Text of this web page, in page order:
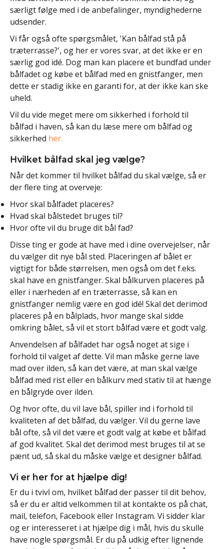
særligt følge med i de anbefalinger, myndighederne
udsender.
Vi får også ofte spørgsmålet, 'Kan bålfad stå på
træterrasse?', og her er vores svar, at det ikke er en
særlig god idé. Dog man kan placere et bundfad under
bålfadet og købe et bålfad med en gnistfanger, men
dette er stadig ikke en garanti for, at der ikke kan ske
uheld.
Vil du vide meget mere om sikkerhed i forhold til
bålfad i haven, så kan du læse mere om bålfad og
sikkerhed her.
Hvilket bålfad skal jeg vælge?
Når det kommer til hvilket bålfad du skal vælge, så er
der flere ting at overveje:
Hvor skal bålfadet placeres?
Hvad skal bålstedet bruges til?
Hvor ofte vil du bruge dit bål fad?
Disse ting er gode at have med i dine overvejelser, når
du vælger dit nye bål sted. Placeringen af bålet er
vigtigt for både størrelsen, men også om det f.eks.
skal have en gnistfanger. Skal bålkurven placeres på
eller i nærheden af en træterrasse, så kan en
gnistfanger nemlig være en god idé! Skal det derimod
placeres på en bålplads, hvor mange skal sidde
omkring bålet, så vil et stort bålfad være et godt valg.
Anvendelsen af bålfadet har også noget at sige i
forhold til valget af dette. Vil man måske gerne lave
mad over ilden, så kan det være, at man skal vælge
bålfad med rist eller en bålkurv med stativ til at hænge
en bålgryde over ilden.
Og hvor ofte, du vil lave bål, spiller ind i forhold til
kvaliteten af det bålfad, du vælger. Vil du gerne lave
bål ofte, så vil det være et godt valg at købe et bålfad
af god kvalitet. Skal det derimod mest bruges til at se
pænt ud, så skal du måske vælge et designer bålfad.
Vi er her for at hjælpe dig!
Er du i tvivl om, hvilket bålfad der passer til dit behov,
så er du er altid velkommen til at kontakte os på chat,
mail, telefon, Facebook eller Instagram. Vi sidder klar
og er interesseret i at hjælpe dig i mål, hvis du skulle
have nogle spørgsmål. Er du på udkig efter lignende